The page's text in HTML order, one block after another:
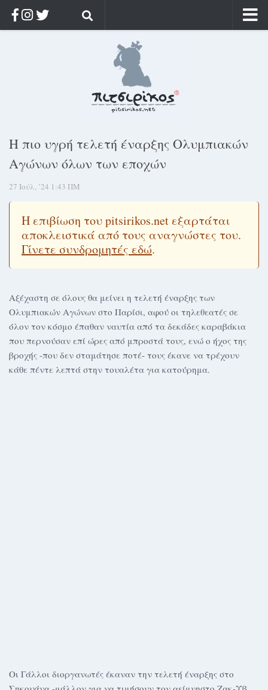
Στοχασμοί & αποφθέγματα
Διαφήμιση
Γίνετε συνδρομητής
Log in
Η πιο υγρή τελετή έναρξης Ολυμπιακών
Αγώνων όλων των εποχών
27 Ιούλ, ’24 1:43 ΠΜ
Η επιβίωση του pitsirikos.net εξαρτάται
αποκλειστικά από τους αναγνώστες του.
Γίνετε συνδρομητές εδώ.
Αξέχαστη σε όλους θα μείνει η τελετή έναρξης των
Ολυμπιακών Αγώνων στο Παρίσι, αφού οι τηλεθεατές σε
όλον τον κόσμο έπαθαν ναυτία από τα δεκάδες καραβάκια
που περνούσαν επί ώρες από μπροστά τους, ενώ ο ήχος της
βροχής -που δεν σταμάτησε ποτέ- τους έκανε να τρέχουν
κάθε πέντε λεπτά στην τουαλέτα για κατούρημα.
Οι Γάλλοι διοργανωτές έκαναν την τελετή έναρξης στο